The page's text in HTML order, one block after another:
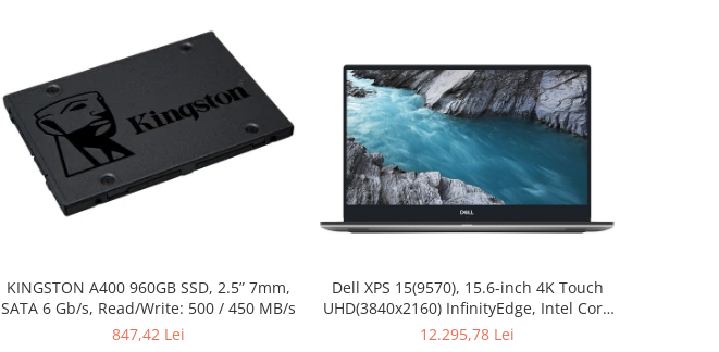
KINGSTON A400 960GB SSD, 2.5” 7mm,
SATA 6 Gb/s, Read/Write: 500 / 450 MB/s
847,42 Lei
Dell XPS 15(9570), 15.6-inch 4K Touch
UHD(3840x2160) InfinityEdge, Intel Core
i7-8750H, 16GB(2x8GB) DDR4 2666MHz,
12.295,78 Lei